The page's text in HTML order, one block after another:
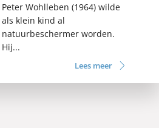
Peter Wohlleben (1964) wilde
als klein kind al
natuurbeschermer worden.
Hij...
Lees meer